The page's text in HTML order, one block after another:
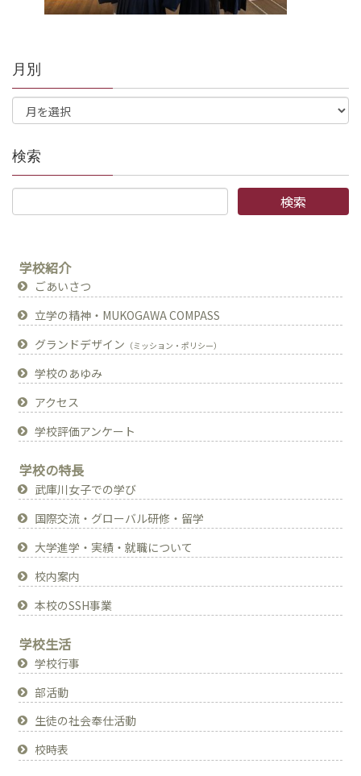
月別
検索
学校紹介
ごあいさつ
立学の精神・MUKOGAWA COMPASS
グランドデザイン （ミッション・ポリシー）
学校のあゆみ
アクセス
学校評価アンケート
学校の特長
武庫川女子での学び
国際交流・グローバル研修・留学
大学進学・実績・就職について
校内案内
本校のSSH事業
学校生活
学校行事
部活動
生徒の社会奉仕活動
校時表